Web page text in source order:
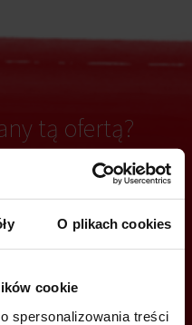
O plikach cookies
cookie
spersonalizowania treści
tą ofertą?